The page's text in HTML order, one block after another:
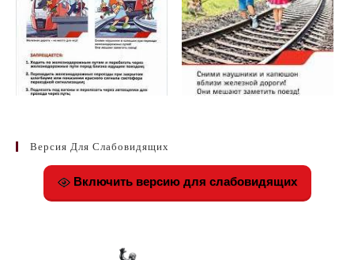
Версия Для Слабовидящих
Включить версию для слабовидящих